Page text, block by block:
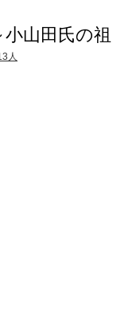
山田氏の祖
人